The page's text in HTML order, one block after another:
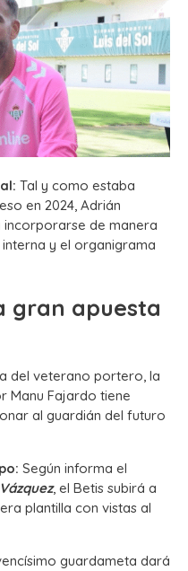
Tal y como estaba
en 2024, Adrián
de manera
y el organigrama
gran apuesta
del veterano portero, la
Manu Fajardo tiene
al guardián del futuro
Según informa el
, el Betis subirá a
plantilla con vistas al
guardameta dará